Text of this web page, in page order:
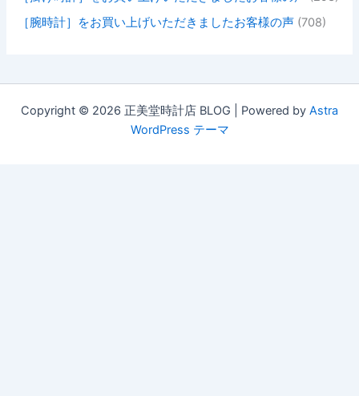
［腕時計］をお買い上げいただきましたお客様の声 (708)
Copyright © 2026 正美堂時計店 BLOG | Powered by Astra
WordPress テーマ